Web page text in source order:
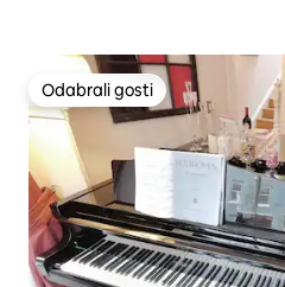
Odabrali gosti
Odabrali gosti